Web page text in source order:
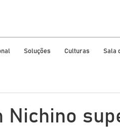
Soluções Culturas Sala
Nichino